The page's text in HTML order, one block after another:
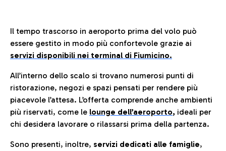
Il tempo trascorso in aeroporto prima del volo può
essere gestito in modo più confortevole grazie ai
servizi disponibili nei terminal di Fiumicino.
All’interno dello scalo si trovano numerosi punti di
ristorazione, negozi e spazi pensati per rendere più
piacevole l’attesa. L’offerta comprende anche ambienti
più riservati, come le lounge dell’aeroporto, ideali per
chi desidera lavorare o rilassarsi prima della partenza.
Sono presenti, inoltre, servizi dedicati alle famiglie,